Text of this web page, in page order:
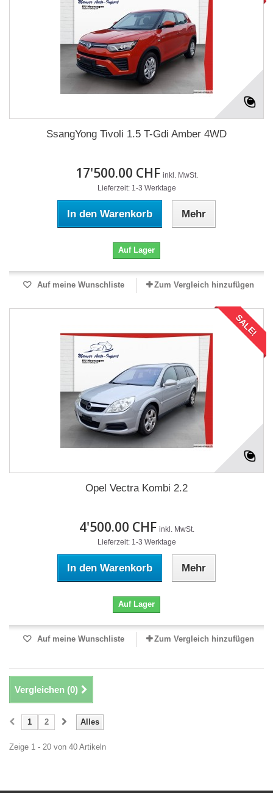
SsangYong Tivoli 1.5 T-Gdi Amber 4WD
17'500.00 CHF inkl. MwSt.
Lieferzeit: 1-3 Werktage
In den Warenkorb Mehr
Auf Lager
Auf meine Wunschliste Zum Vergleich hinzufügen
SALE!
Opel Vectra Kombi 2.2
4'500.00 CHF inkl. MwSt.
Lieferzeit: 1-3 Werktage
In den Warenkorb Mehr
Auf Lager
Auf meine Wunschliste Zum Vergleich hinzufügen
Vergleichen (0)
Alles
1 2
Zeige 1 - 20 von 40 Artikeln